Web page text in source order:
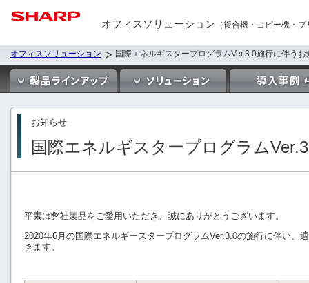
オフィスソリューション （複合機・コピー機・
オフィスソリューション 国際エネルギスタープログラムVer.3.0施行に伴うお
お知らせ
国際エネルギスタープログラム
平素は弊社製品をご愛用いただき、誠にありがとうございます。
2020年6月の国際エネルギースタープログラムVer.3.0の施行に伴い
きます。